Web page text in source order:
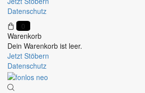
Datenschutz
0
Warenkorb
Dein Warenkorb ist leer.
Jetzt Stöbern
Datenschutz